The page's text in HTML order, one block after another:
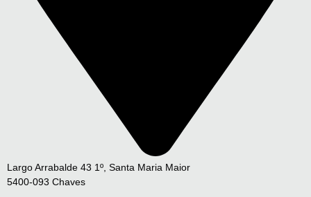
Largo Arrabalde 43 1º, Santa Maria Maior
5400-093 Chaves